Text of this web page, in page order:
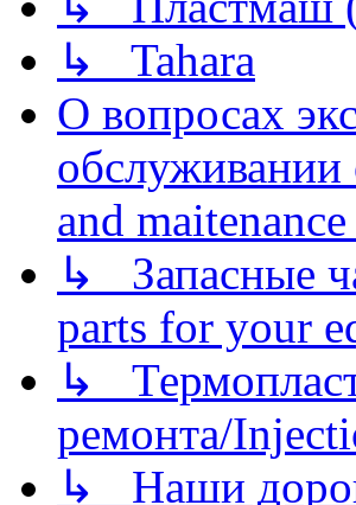
↳ Tahara
О вопросах
and
↳ Запасные
parts for your
↳
ремонта/
↳ Наши